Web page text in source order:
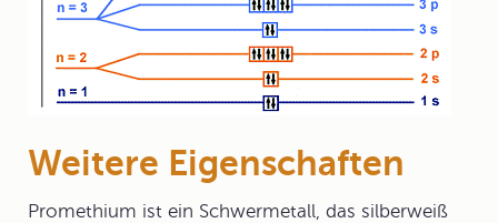
Weitere Eigenschaften
Promethium ist ein Schwermetall, das silberweiß